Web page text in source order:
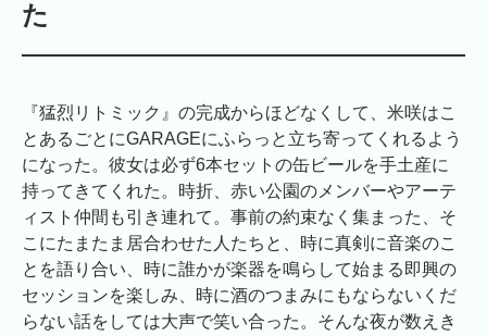
た
『猛烈リトミック』の完成からほどなくして、米咲はこ
とあるごとにGARAGEにふらっと立ち寄ってくれるよう
になった。彼女は必ず6本セットの缶ビールを手土産に
持ってきてくれた。時折、赤い公園のメンバーやアーテ
ィスト仲間も引き連れて。事前の約束なく集まった、そ
こにたまたま居合わせた人たちと、時に真剣に音楽のこ
とを語り合い、時に誰かが楽器を鳴らして始まる即興の
セッションを楽しみ、時に酒のつまみにもならないくだ
らない話をしては大声で笑い合った。そんな夜が数えき